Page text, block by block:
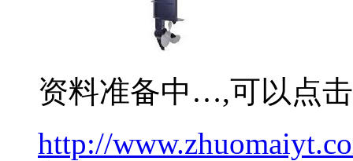
资料准备中…,可以点
http://